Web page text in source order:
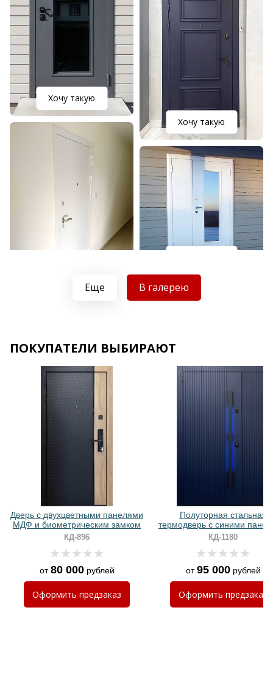
Хочу такую
Хочу такую
Хочу такую
Хочу такую
Хочу такую
Хочу такую
Еще В галерею
ПОКУПАТЕЛИ ВЫБИРАЮТ
Дверь с двухцветными панелями
МДФ и биометрическим замком
КД-896
от80 000рублей
Оформить предзаказ
Полуторная стальная
термодверь с синими
МДФ RAL и ручкой с
подсветкой
КД-1180
от95 000рублей
Оформить предзаказ